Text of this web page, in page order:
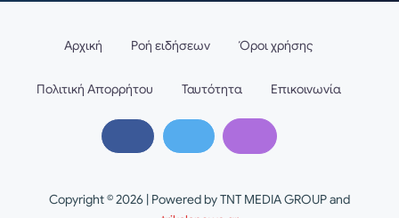
Copyright © 2026 | Powered by TNT MEDIA GROUP and
Αρχική Ροή ειδήσεων Όροι χρήσης
Πολιτική Απορρήτου Ταυτότητα Επικοινωνία